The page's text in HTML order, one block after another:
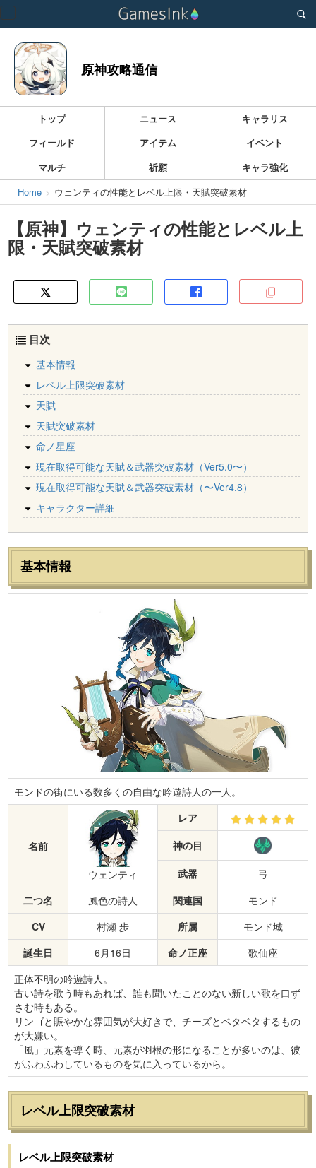
Toggle
原神攻略通信
トップ ニュース
キャラリス
フィールド
アイテム
イベント
マルチ
祈願
キャラ強化
Home
ウェンティの性能とレベル上限・天賦突破素材
【原神】ウェンティの性能とレベル上
限・天賦突破素材
目次
基本情報
レベル上限突破素材
天賦
天賦突破素材
命ノ星座
現在取得可能な天賦＆武器突破素材（Ver5.0〜）
現在取得可能な天賦＆武器突破素材（〜Ver4.8）
キャラクター詳細
基本情報
モンドの街にいる数多くの自由な吟遊詩人の一人。
名前
ウェンティ
レア
神の目
武器
弓
二つ名
風色の詩人 関連国
モンド
CV
村瀬 歩 所属
モンド城
誕生日
6月16日 命ノ正座
歌仙座
正体不明の吟遊詩人。
古い詩を歌う時もあれば、誰も聞いたことのない新しい歌を口ず
さむ時もある。
リンゴと賑やかな雰囲気が大好きで、チーズとベタベタするもの
が大嫌い。
「風」元素を導く時、元素が羽根の形になることが多いのは、彼
がふわふわしているものを気に入っているから。
レベル上限突破素材
レベル上限突破素材